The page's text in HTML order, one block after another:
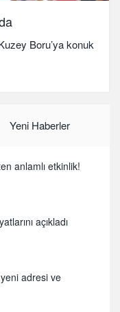
Boru’ya konuk
Yeni Haberler
anlamlı etkinlik!
açıkladı
yeni adresi ve